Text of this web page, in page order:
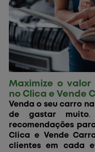
Maximize o
no Clica e Vende
Venda o seu carro
de gastar muito.
recomendações
Clica e Vende
clientes em cada